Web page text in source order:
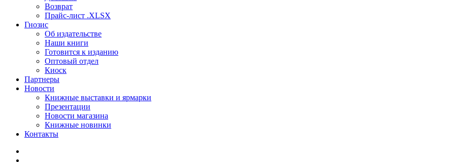
Возврат
Прайс-лист .XLSX
Гнозис
Об издательстве
Наши книги
Готовится к изданию
Оптовый отдел
Киоск
Партнеры
Новости
Книжные выставки и ярмарки
Презентации
Новости магазина
Книжные новинки
Контакты